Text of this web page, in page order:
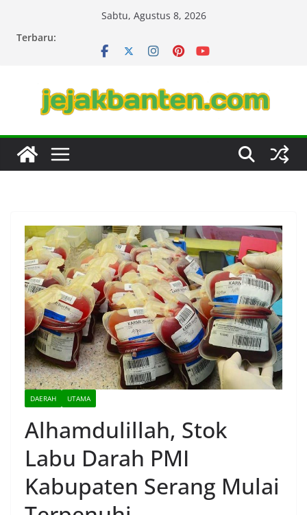
Sabtu, Agustus 8, 2026
Terbaru:
DAERAH UTAMA
Alhamdulillah, Stok
Labu Darah PMI
Kabupaten Serang Mulai